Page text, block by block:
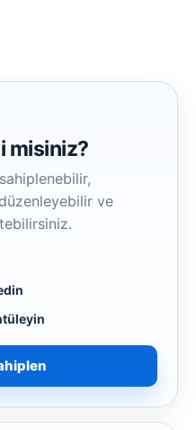
misiniz?
ve